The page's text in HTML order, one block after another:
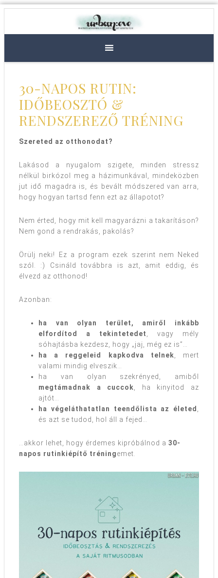
30-NAPOS RUTIN:
IDŐBEOSZTÓ &
RENDSZEREZŐ TRÉNING
Szereted az otthonodat?
Lakásod a nyugalom szigete, minden stressz
nélkül birkózol meg a házimunkával, mindeközben
jut idő magadra is, és bevált módszered van arra,
hogy hogyan tartsd fenn ezt az állapotot?
Nem érted, hogy mit kell magyarázni a takarításon?
Nem gond a rendrakás, pakolás?
Örülj neki! Ez a program ezek szerint nem Neked
szól. :) Csináld továbbra is azt, amit eddig, és
élvezd az otthonod!
Azonban:
ha van olyan terület, amiről inkább
elfordítod a tekintetedet, vagy mély
sóhajtásba kezdesz, hogy „jaj, még ez is”…
ha a reggeleid kapkodva telnek, mert
valami mindig elveszik…
ha van olyan szekrényed, amiből
megtámadnak a cuccok, ha kinyitod az
ajtót…
ha végeláthatatlan teendőlista az életed ,
és azt se tudod, hol áll a fejed…
…akkor lehet, hogy érdemes kipróbálnod a 30-
napos rutinkiépítő tréningemet.